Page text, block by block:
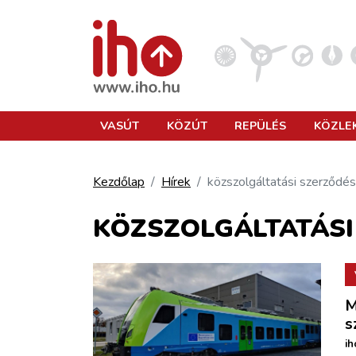
REPÜLÉS
KÖZLEKEDÉSFEJLESZTÉS
ELLÁTÁSI LÁNC
VASÚT KÖZÚT REPÜLÉS
Kezdőlap Hírek közszolgáltatási szerződés